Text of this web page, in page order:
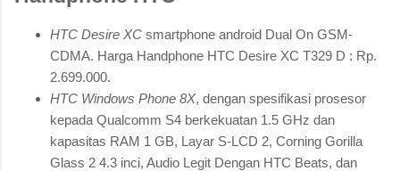
HTC Desire XC smartphone android Dual On GSM-
CDMA. Harga Handphone HTC Desire XC T329 D : Rp.
2.699.000.
HTC Windows Phone 8X, dengan spesifikasi prosesor
kepada Qualcomm S4 berkekuatan 1.5 GHz dan
kapasitas RAM 1 GB, Layar S-LCD 2, Corning Gorilla
Glass 2 4.3 inci, Audio Legit Dengan HTC Beats, dan